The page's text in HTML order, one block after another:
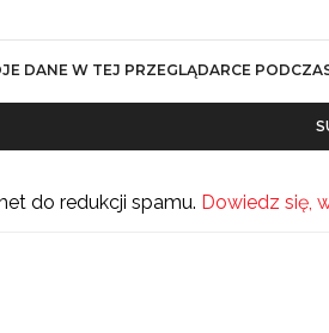
DANE W TEJ PRZEGLĄDARCE
do redukcji spamu. Dowiedz się,